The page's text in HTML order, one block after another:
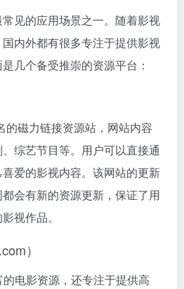
见的应用场景之一。随着影视
内外都有很多专注于提供影视
几个备受推崇的资源平台：
的磁力链接资源站，网站内容
综艺节目等。用户可以直接通
爱的影视内容。该网站的更新
会有新的资源更新，保证了用
视作品。
）
电影资源，还专注于提供高